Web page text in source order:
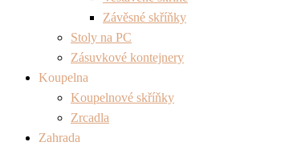
Závěsné skříňky
Stoly na PC
Zásuvkové kontejnery
Koupelna
Koupelnové skříňky
Zrcadla
Zahrada